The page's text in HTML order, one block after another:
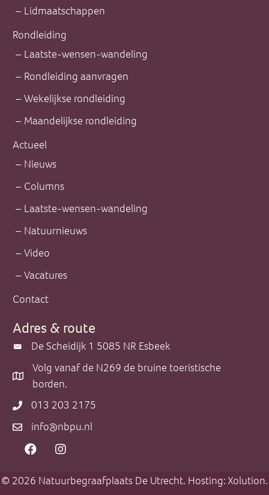
Lidmaatschappen
Rondleiding
Laatste-wensen-wandeling
Rondleiding aanvragen
Wekelijkse rondleiding
Maandelijkse rondleiding
Actueel
Nieuws
Columns
Laatste-wensen-wandeling
Natuurnieuws
Video
Vacatures
Contact
Adres & route
De Scheidijk 1 5085 NR Esbeek
De Scheidijk 1 5085 NR Esbeek
Volg vanaf de N269 de bruine toeristische borden.
Volg vanaf de N269 de bruine toeristische
borden.
013 203 2175
013 203 2175
info@nbpu.nl
info@nbpu.nl
© 2026 Natuurbegraafplaats De Utrecht. Hosting:Xolution.